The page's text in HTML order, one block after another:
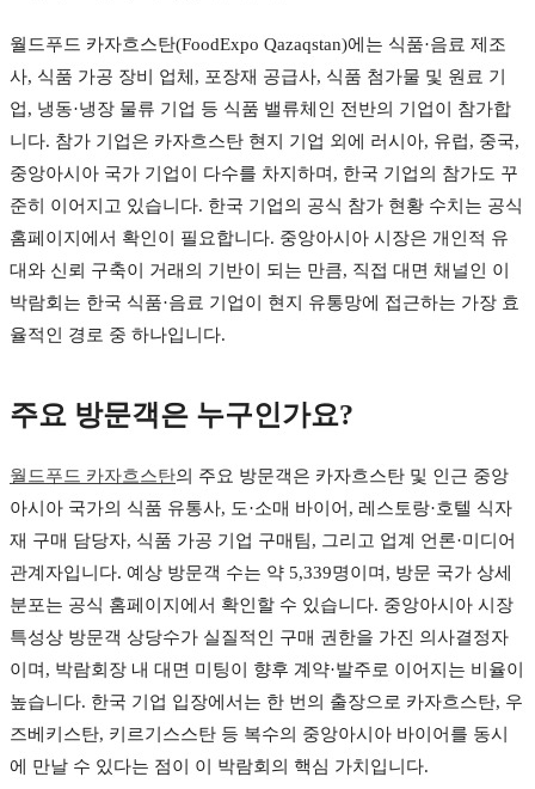
월드푸드 카자흐스탄(FoodExpo Qazaqstan)에는 식품·음료 제조
사, 식품 가공 장비 업체, 포장재 공급사, 식품 첨가물 및 원료 기
업, 냉동·냉장 물류 기업 등 식품 밸류체인 전반의 기업이 참가합
니다. 참가 기업은 카자흐스탄 현지 기업 외에 러시아, 유럽, 중국,
중앙아시아 국가 기업이 다수를 차지하며, 한국 기업의 참가도 꾸
준히 이어지고 있습니다. 한국 기업의 공식 참가 현황 수치는 공식
홈페이지에서 확인이 필요합니다. 중앙아시아 시장은 개인적 유
대와 신뢰 구축이 거래의 기반이 되는 만큼, 직접 대면 채널인 이
박람회는 한국 식품·음료 기업이 현지 유통망에 접근하는 가장 효
율적인 경로 중 하나입니다.
주요 방문객은 누구인가요?
월드푸드 카자흐스탄의 주요 방문객은 카자흐스탄 및 인근 중앙
아시아 국가의 식품 유통사, 도·소매 바이어, 레스토랑·호텔 식자
재 구매 담당자, 식품 가공 기업 구매팀, 그리고 업계 언론·미디어
관계자입니다. 예상 방문객 수는 약 5,339명이며, 방문 국가 상세
분포는 공식 홈페이지에서 확인할 수 있습니다. 중앙아시아 시장
특성상 방문객 상당수가 실질적인 구매 권한을 가진 의사결정자
이며, 박람회장 내 대면 미팅이 향후 계약·발주로 이어지는 비율이
높습니다. 한국 기업 입장에서는 한 번의 출장으로 카자흐스탄, 우
즈베키스탄, 키르기스스탄 등 복수의 중앙아시아 바이어를 동시
에 만날 수 있다는 점이 이 박람회의 핵심 가치입니다.